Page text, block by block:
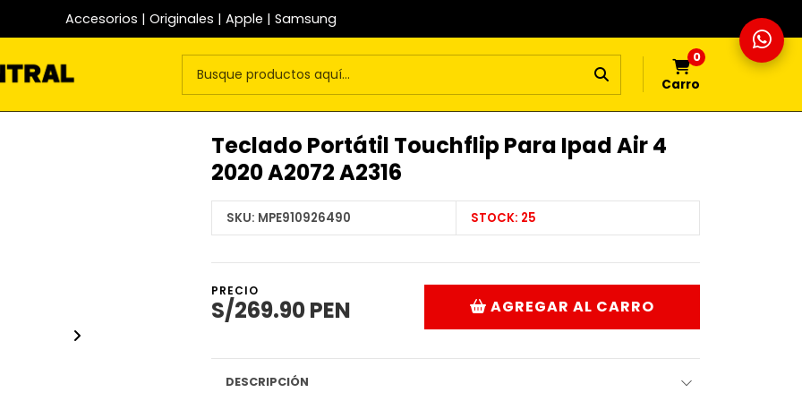
Accesorios | Originales | Apple | Samsung
0
Carro
Teclado Portátil Touchflip Para Ipad Air 4
2020 A2072 A2316
SKU: MPE910926490 STOCK: 25
PRECIO
S/269.90 PEN AGREGAR AL CARRO
DESCRIPCIÓN